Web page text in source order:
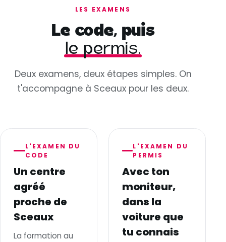
LES EXAMENS
Le code, puis
le permis.
Deux examens, deux étapes simples. On
t'accompagne à Sceaux pour les deux.
L'EXAMEN DU
CODE
Un centre
agréé
proche de
Sceaux
La formation au
L'EXAMEN DU
PERMIS
Avec ton
moniteur,
dans la
voiture que
tu connais